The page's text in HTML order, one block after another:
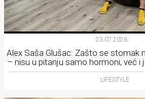
23.07.2026.
Alex Saša Glušac: Zašto se stomak
– nisu u pitanju samo hormoni, već i
LIFESTYLE